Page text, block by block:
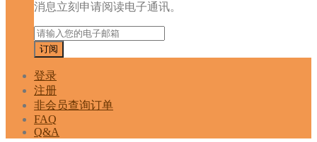
消息立刻申请阅读电子通讯。
登录
注册
非会员查询订单
FAQ
Q&A